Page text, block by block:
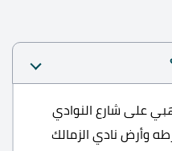
على شارع النوادي
وأرض نادي الزمالك